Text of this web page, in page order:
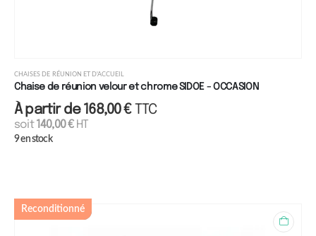
CHAISES DE RÉUNION ET D'ACCUEIL
Chaise de réunion velour et chrome SIDOE - OCCASION
À partir de168,00€ TTC
soit140,00€HT
9 en stock
Reconditionné